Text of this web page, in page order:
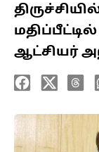
ஆட்சியர்